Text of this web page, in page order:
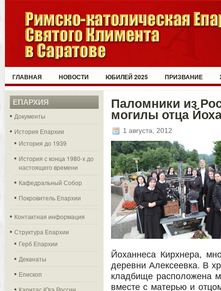
ГЛАВНАЯ НОВОСТИ ЮБИЛЕЙ 2025 ПРИЗВАНИЕ
ЕПАРХИЯ
Документы
История Епархии
История до 1939
История с конца 1980-х до
настоящего времени
Кафедральный Собор
Покровитель Епархии
Контактная информация
Структура Епархии
Герб Епархии
Деканаты
Епископ
Каритас Юга России
Паломники из
могилы отца
1 августа, 2012
Йоханнеса Кирхнера,
деревни Алексеевка. В
кладбище расположена
вместе с матерью и